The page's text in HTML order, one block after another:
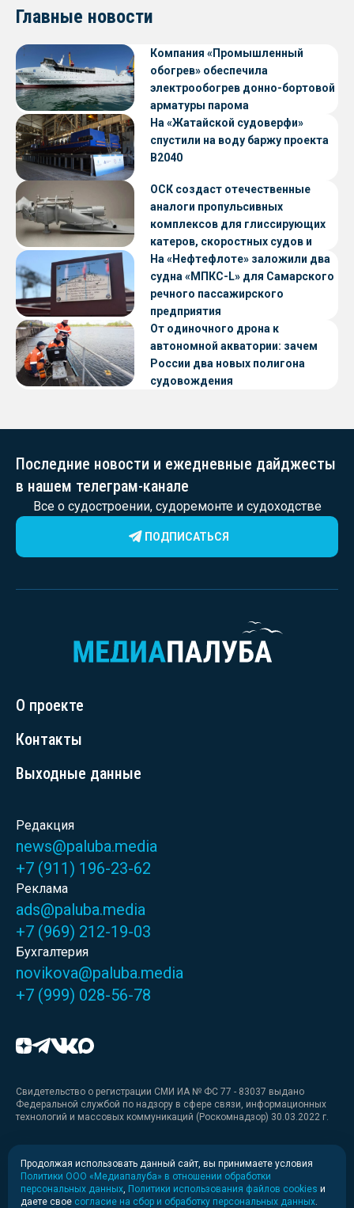
Главные новости
Компания «Промышленный
обогрев» обеспечила
электрообогрев донно-бортовой
арматуры парома
«Петропавловск» проекта CNF22
На «Жатайской судоверфи»
спустили на воду баржу проекта
В2040
ОСК создаст отечественные
аналоги пропульсивных
комплексов для глиссирующих
катеров, скоростных судов и
судов с малой осадкой
На «Нефтефлоте» заложили два
судна «МПКС-L» для Самарского
речного пассажирского
предприятия
От одиночного дрона к
автономной акватории: зачем
России два новых полигона
судовождения
Последние новости и ежедневные дайджесты
в нашем телеграм-канале
Все о судостроении, судоремонте и судоходстве
ПОДПИСАТЬСЯ
О проекте
Контакты
Выходные данные
Редакция
news@paluba.media
+7 (911) 196-23-62
Реклама
ads@paluba.media
+7 (969) 212-19-03
Бухгалтерия
novikova@paluba.media
+7 (999) 028-56-78
Свидетельство о регистрации СМИ ИА № ФС 77 - 83037 выдано
Федеральной службой по надзору в сфере связи, информационных
технологий и массовых коммуникаций (Роскомнадзор) 30.03.2022 г.
Медиакит
Медиакит для печати
Продолжая использовать данный сайт, вы принимаете условия
Политики ООО «Медиапалуба» в отношении обработки
персональных данных Политики использования файлов cookies и
даете свое согласие на сбор и обработку персональных данных